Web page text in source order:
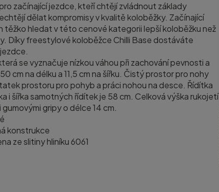
začínající jezdce, kteří chtějí zvládnout základy
dělat kompromisy v kvalitě koloběžky. Začínající
těžko hledat v této cenové kategorii lepší koloběžku než
Díky freestylové koloběžce Chilli Base dostáváte
se vyznačuje nízkou váhou při zachování pevnosti a
cm na délku a 11,5 cm na šířku. Čistý prostor pro nohy
prostoru pro pohyb a práci nohou na desce. Řídítka
i šířka samotných řídítek je 58 cm. Celková výška rukojetí
gripy o délce 14 cm.
konstrukce
ze slitiny hliníku 6061